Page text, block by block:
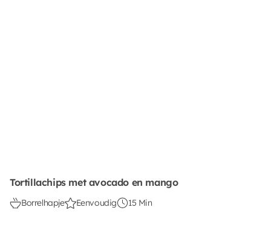
Tortillachips met avocado en mango
Borrelhapje Eenvoudig 15 Min